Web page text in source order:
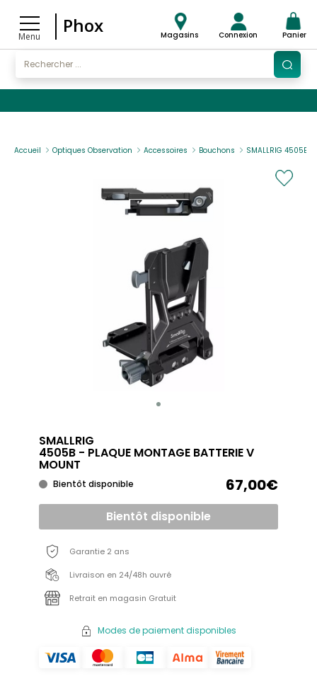
Menu
Phox Magasins Connexion Panier
Accueil Optiques Observation Accessoires Bouchons SMALLRIG 4505B -
SMALLRIG
4505B - PLAQUE MONTAGE BATTERIE V
MOUNT
Bientôt disponible 67,00€
Bientôt disponible
Garantie 2 ans
Livraison en 24/48h ouvré
Retrait en magasin Gratuit
Modes de paiement disponibles